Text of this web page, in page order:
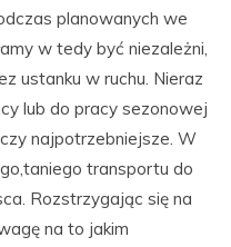
planowanych we
w tedy być niezależni,
ustanku w ruchu. Nieraz
lub do pracy sezonowej
najpotrzebniejsze. W
transportu do
Rozstrzygając się na
na to jakim